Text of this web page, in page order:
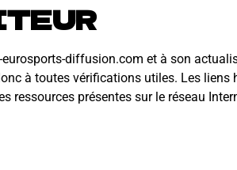
diffusion.com et à son
à toutes vérifications utiles. Les
ressources présentes sur le réseau